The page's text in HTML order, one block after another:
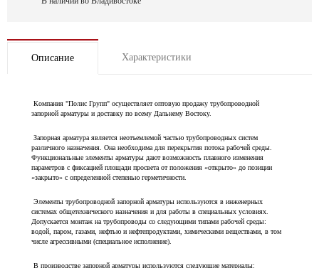
Описание Характеристики
Компания "Полис Групп" осуществляет оптовую продажу трубопроводной
запорной арматуры и доставку по всему Дальнему Востоку.
Запорная арматура является неотъемлемой частью трубопроводных систем
различного назначения. Она необходима для перекрытия потока рабочей среды.
Функциональные элементы арматуры дают возможность плавного изменения
параметров с фиксацией площади просвета от положения «открыто» до позиции
«закрыто» с определенной степенью герметичности.
Элементы трубопроводной запорной арматуры используются в инженерных
системах общетехнического назначения и для работы в специальных условиях.
Допускается монтаж на трубопроводы со следующими типами рабочей среды:
водой, паром, газами, нефтью и нефтепродуктами, химическими веществами, в том
числе агрессивными (специальное исполнение).
В производстве запорной арматуры используются следующие материалы: